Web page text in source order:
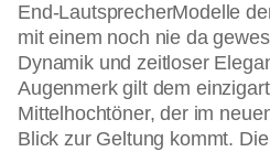
End-LautsprecherModelle
mit einem noch nie da
Dynamik und zeitloser
Augenmerk gilt dem
Mittelhochtöner, der im
Blick zur Geltung kommt.